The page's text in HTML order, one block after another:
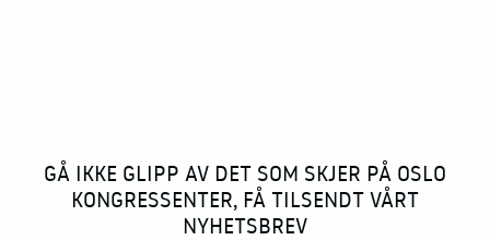
GÅ IKKE GLIPP AV DET SOM SKJER PÅ OSLO
KONGRESSENTER, FÅ TILSENDT VÅRT
NYHETSBREV